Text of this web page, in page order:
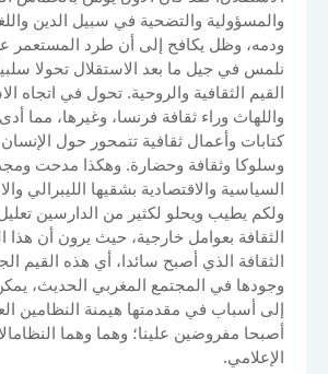
والمسؤولية والتضحية في سبيل الدين
ودمه، وظل يكافح إلى أن طرد
نلمس في جيل ما بعد الاستقلال تحولا
القيم الثقافية والروحية. تحول في اتجاه
واللهاث وراء ثقافة فرنسا، وغيرها، مما
كتابات وأعمال ثقافية تتمحور حول الإنسان
وسلوكا وثقافة وحضارة. وهكذا مدحت
السياسية والاقتصادية بشقيها الليبرالي
ولكم يطيب ويحلو لكثير من الدارسين
الثقافة بعوامل خارجية، حيث يرون أن هذا
الثقافة الذي أصبح سائدا، أي هذه القيم
وجودها في المجتمع المغربي الحديث،
إلى أسباب في مقدمتها هيمنة النظامين
أصبحا مفروضين علينا؛ وهما وهما
الإعلامي.